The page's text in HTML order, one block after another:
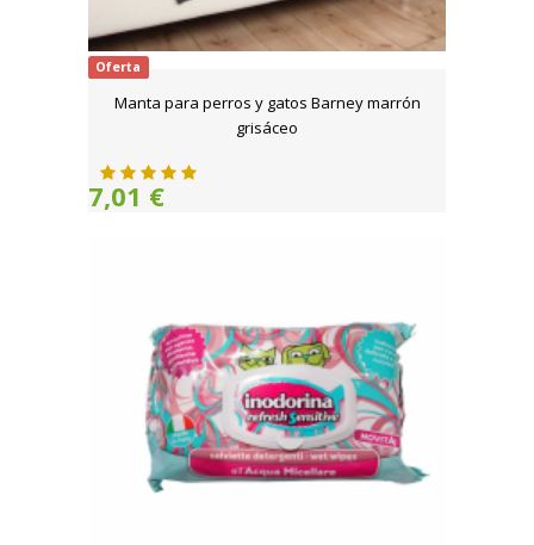
Oferta
Manta para perros y gatos Barney marrón
grisáceo
7,01 €